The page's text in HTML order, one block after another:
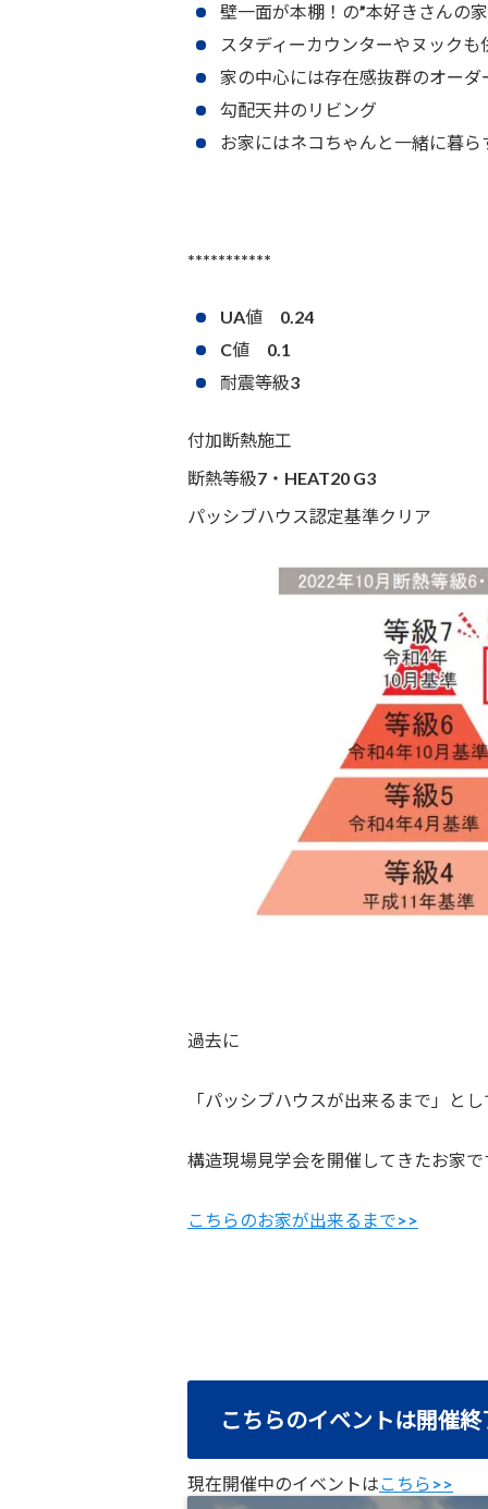
壁一面が本棚！の”本好きさんの
スタディーカウンターやヌックも
家の中心には存在感抜群のオー
勾配天井のリビング
お家にはネコちゃんと一緒に暮
***********
UA値 0.24
C値 0.1
耐震等級3
付加断熱施工
断熱等級7・HEAT20 G3
パッシブハウス認定基準クリア
過去に
「パッシブハウスが出来るまで」とし
構造現場見学会を開催してきたお家で
こちらのお家が出来るまで>>
こちらのイベントは開催
現在開催中のイベントはこちら>>